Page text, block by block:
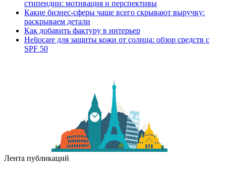
стипендии: мотивация и перспективы
Какие бизнес-сферы чаще всего скрывают выручку:
раскрываем детали
Как добавить фактуру в интерьер
Heliocare для защиты кожи от солнца: обзор средств с
SPF 50
Лента публикаций